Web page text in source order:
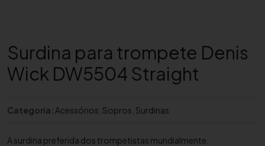
Surdina para trompete Denis
Wick DW5504 Straight
Categoria: Acessórios Sopros Surdinas
A surdina preferida dos trompetistas mundialmente.